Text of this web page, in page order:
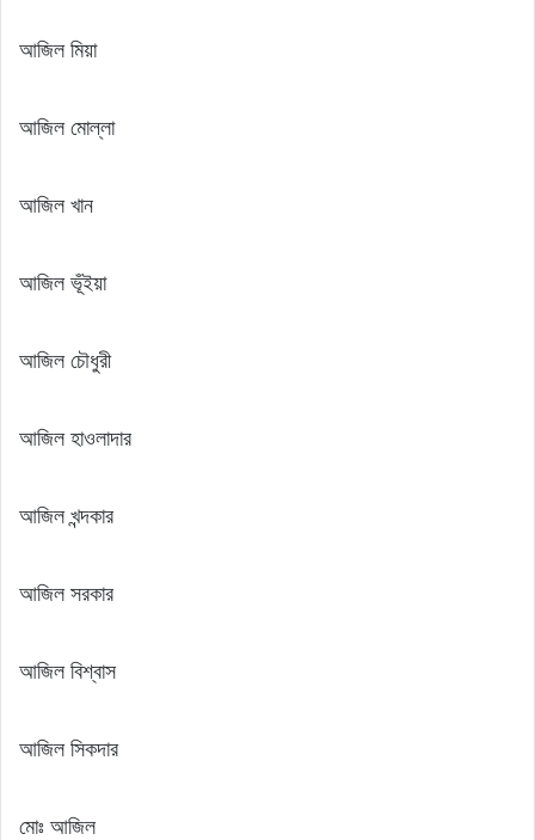
আজিল মিয়া
আজিল মোল্লা
আজিল খান
আজিল ভূঁইয়া
আজিল চৌধুরী
আজিল হাওলাদার
আজিল খন্দকার
আজিল সরকার
আজিল বিশ্বাস
আজিল সিকদার
মোঃ আজিল